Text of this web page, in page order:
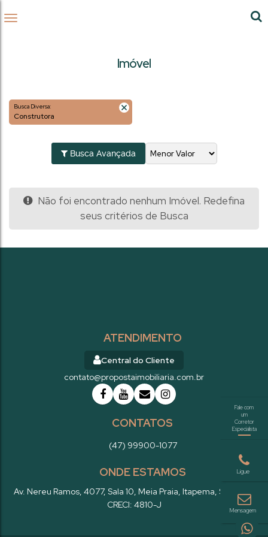
Imóvel
Busca Diversa:
Construtora
Busca Avançada
Não foi encontrado nenhum Imóvel. Redefina
seus critérios de Busca
ATENDIMENTO
Central do Cliente
contato@propostaimobiliaria.com.br
CONTATOS
(47) 99900-1077
ONDE ESTAMOS
Av. Nereu Ramos, 4077, Sala 10, Meia Praia, Itapema, SC
Brasil
CRECI: 4810-J